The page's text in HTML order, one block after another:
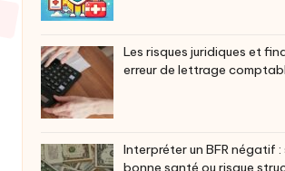
Les risques juridiques et
erreur de lettrage
Interpréter un BFR négatif :
bonne santé ou risque